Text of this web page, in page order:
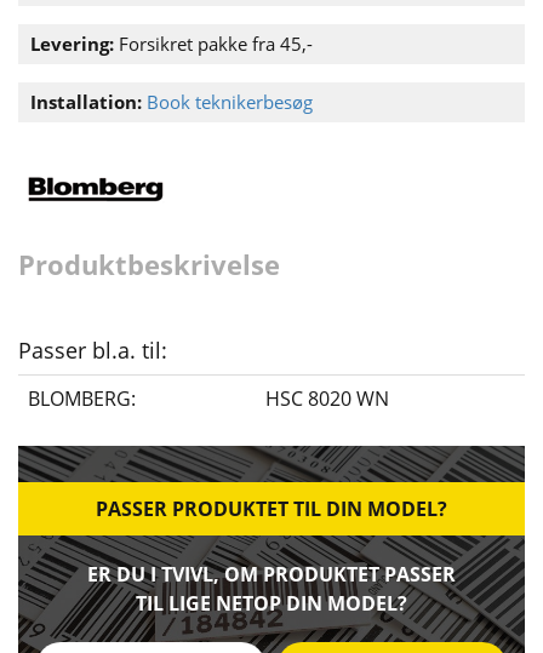
Levering: Forsikret pakke fra 45,-
Installation: Book teknikerbesøg
Produktbeskrivelse
Passer bl.a. til:
BLOMBERG: HSC 8020 WN
PASSER PRODUKTET TIL DIN MODEL?
ER DU I TVIVL, OM PRODUKTET PASSER
TIL LIGE NETOP DIN MODEL?